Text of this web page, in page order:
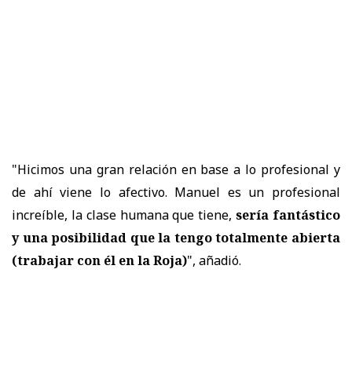
"Hicimos una gran relación en base a lo profesional y
de ahí viene lo afectivo. Manuel es un profesional
increíble, la clase humana que tiene,sería fantástico
y una posibilidad que la tengo totalmente abierta
(trabajar con él en la Roja)", añadió.